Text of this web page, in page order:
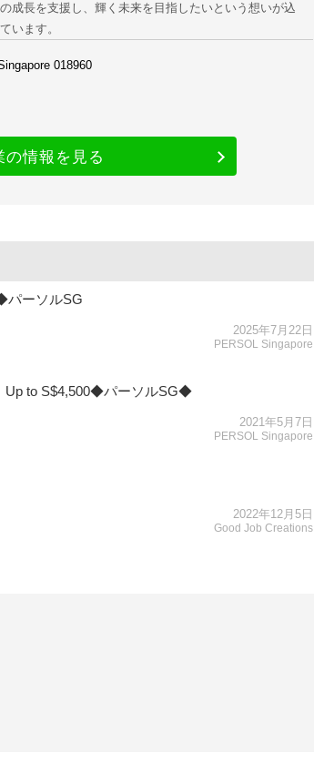
成長を支援し、輝く未来を目指したいという想いが込
います。
018960
の情報を見る
パーソルSG
2025年7月22日
PERSOL Singapore
Up to S$4,500◆パーソルSG◆
2021年5月7日
PERSOL Singapore
2022年12月5日
Good Job Creations